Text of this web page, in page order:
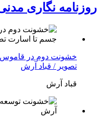
روزنامه نگاری
خشونت دوم در قاموس
تصویر / قباد آرش
قباد آرش